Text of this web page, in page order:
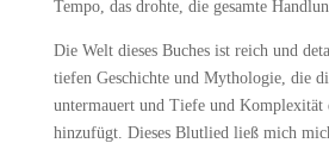
Tempo, das drohte, die gesamte
Die Welt dieses Buches ist reich und
tiefen Geschichte und Mythologie, die
untermauert und Tiefe und Komplexität
hinzufügt. Dieses Blutlied ließ mich